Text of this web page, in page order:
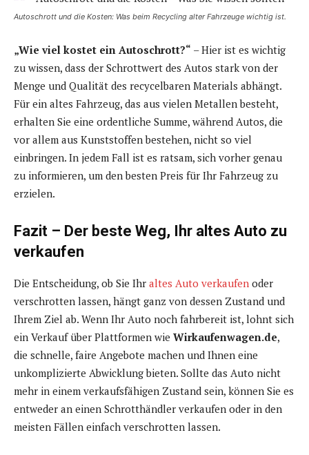
Autoschrott und die Kosten: Was beim Recycling alter Fahrzeuge wichtig ist.
„Wie viel kostet ein Autoschrott?“ – Hier ist es wichtig
zu wissen, dass der Schrottwert des Autos stark von der
Menge und Qualität des recycelbaren Materials abhängt.
Für ein altes Fahrzeug, das aus vielen Metallen besteht,
erhalten Sie eine ordentliche Summe, während Autos, die
vor allem aus Kunststoffen bestehen, nicht so viel
einbringen. In jedem Fall ist es ratsam, sich vorher genau
zu informieren, um den besten Preis für Ihr Fahrzeug zu
erzielen.
Fazit – Der beste Weg, Ihr altes Auto zu
verkaufen
Die Entscheidung, ob Sie Ihr altes Auto verkaufen oder
verschrotten lassen, hängt ganz von dessen Zustand und
Ihrem Ziel ab. Wenn Ihr Auto noch fahrbereit ist, lohnt sich
ein Verkauf über Plattformen wie Wirkaufenwagen.de,
die schnelle, faire Angebote machen und Ihnen eine
unkomplizierte Abwicklung bieten. Sollte das Auto nicht
mehr in einem verkaufsfähigen Zustand sein, können Sie es
entweder an einen Schrotthändler verkaufen oder in den
meisten Fällen einfach verschrotten lassen.